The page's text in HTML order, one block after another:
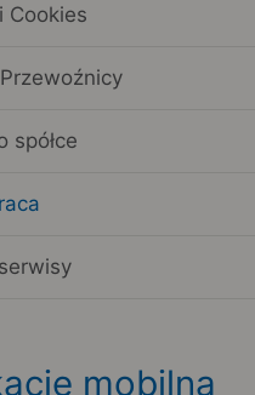
Cookies
spółce
mobilną